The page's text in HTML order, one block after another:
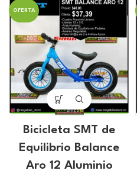
original
era:
$70.00.
actual
$65.42.
OFERTA
Bicicleta SMT de
Equilibrio Balance
Aro 12 Aluminio